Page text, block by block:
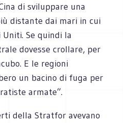
di sviluppare una
distante dai mari in cui
Se quindi la
dovesse crollare, per
E le regioni
un bacino di fuga per
armate”.
della Stratfor avevano